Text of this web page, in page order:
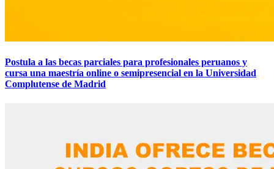
Postula a las becas parciales para profesionales peruanos y
cursa una maestría online o semipresencial en la Universidad
Complutense de Madrid